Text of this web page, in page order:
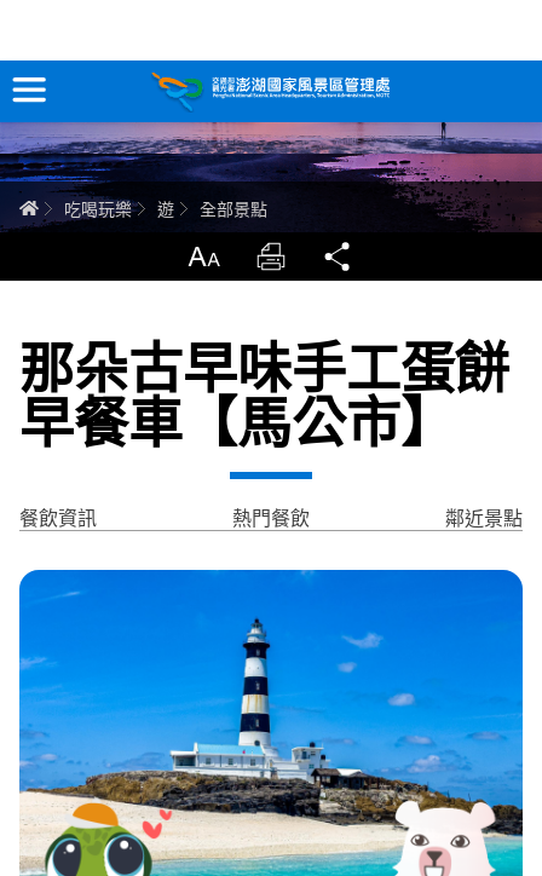
跳
到
主
要
內
容
訊息專區
關於澎湖
智慧觀光情報站
永續旅遊
網站導覽 兒童版
環境教育網 行政資訊網
臉書粉絲團
首長信箱
日本語 Tiếng Việt
ไทย Bahasa indonesia
全部景點
首頁吃喝玩樂 遊 全部景點
放大 列印
那朵古早味手工蛋餅
早餐車【馬公市】
餐飲資訊 熱門餐飲 鄰近景點